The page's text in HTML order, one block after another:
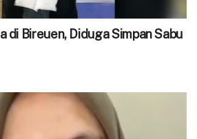
di Bireuen, Diduga Simpan Sabu